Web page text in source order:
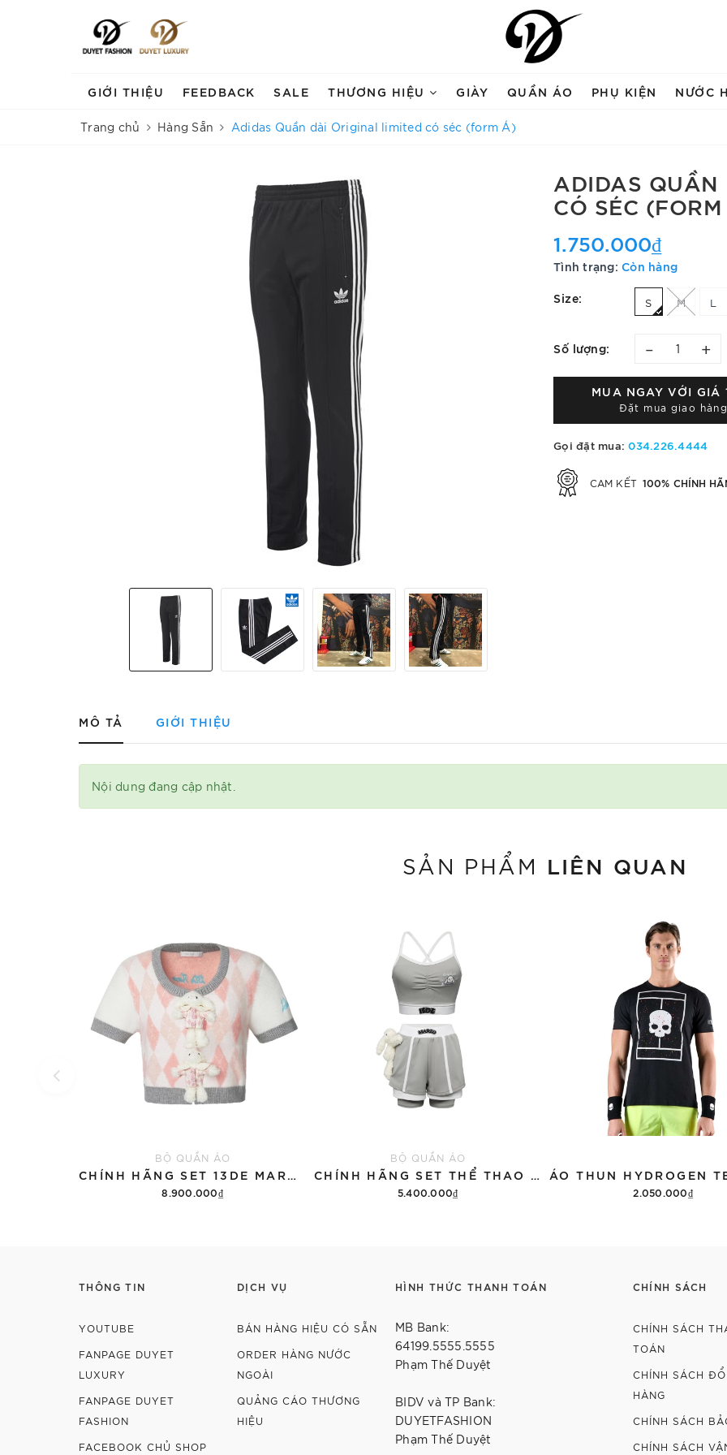
GIỚI THIỆU FEEDBACK SALE THƯƠNG HIỆU GIÀY QUẦN ÁO PHỤ KIỆN NƯỚC
Trang chủ Hàng Sẵn Adidas Quần dài Original limited có séc (form Á)
ADIDAS QUẦN
CÓ SÉC
1.750.000₫
Tình trạng: Còn hàng
Size: S M L
Số lượng: – +
MUA NGAY VỚI GIÁ
Đặt mua giao
Gọi đặt mua:034.226.4444
CAM KẾT 100% CHÍNH
MÔ TẢ GIỚI THIỆU
Nội dung đang cập nhật.
SẢN PHẨM LIÊN QUAN
BỘ QUẦN ÁO
CHÍNH HÃNG SET 13DE MARZO SUGAR SWIZZLE SUPER CUTE
8.900.000₫
BỘ QUẦN ÁO
CHÍNH HÃNG SET THỂ THAO 13DE MARZO BEAR VINTAGE 'GRAY'
5.400.000₫ 2.050.000₫
THÔNG TIN
YOUTUBE
FANPAGE DUYET
LUXURY
FANPAGE DUYET
FASHION
FACEBOOK CHỦ SHOP
DỊCH VỤ
BÁN HÀNG HIỆU CÓ SẴN
ORDER HÀNG NƯỚC
NGOÀI
QUẢNG CÁO THƯƠNG
HIỆU
HÌNH THỨC THANH TOÁN
MB Bank:
64199.5555.5555
Phạm Thế Duyệt
BIDV và TP Bank:
DUYETFASHION
Phạm Thế Duyệt
CHÍNH SÁCH
CHÍNH SÁCH
TOÁN
CHÍNH SÁCH
HÀNG
CHÍNH SÁCH
CHÍNH SÁCH